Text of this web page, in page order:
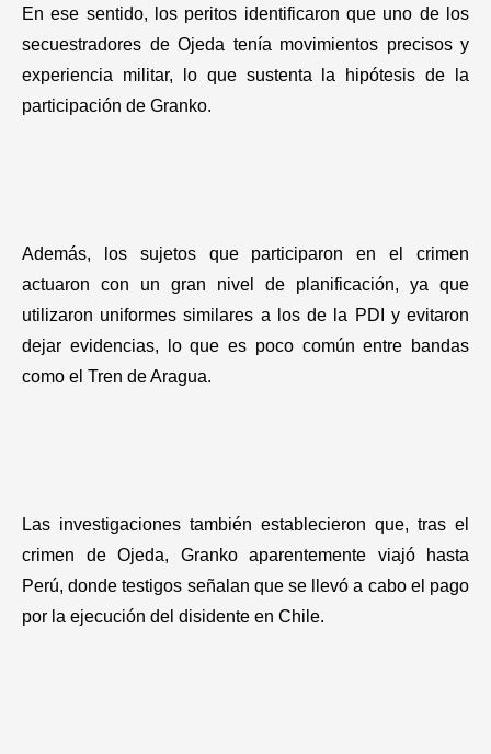
En ese sentido, los peritos identificaron que uno de los
secuestradores de Ojeda tenía movimientos precisos y
experiencia militar, lo que sustenta la hipótesis de la
participación de Granko.
Además, los sujetos que participaron en el crimen
actuaron con un gran nivel de planificación, ya que
utilizaron uniformes similares a los de la PDI y evitaron
dejar evidencias, lo que es poco común entre bandas
como el Tren de Aragua.
Las investigaciones también establecieron que, tras el
crimen de Ojeda, Granko aparentemente viajó hasta
Perú, donde testigos señalan que se llevó a cabo el pago
por la ejecución del disidente en Chile.